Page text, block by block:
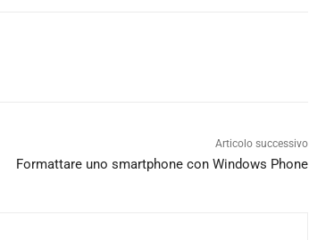
Articolo successivo
Formattare uno smartphone con Windows Phone